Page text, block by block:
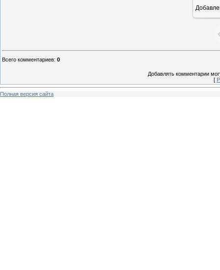
Всего комментариев: 0
Добавлять комментарии
[
Полная версия сайта